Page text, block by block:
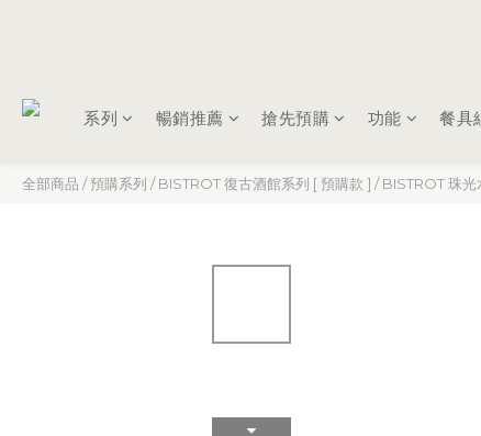
系列 暢銷推薦 搶先預購 功能 餐具
全部商品 /預購系列 /BISTROT 復古酒館系列 [ 預購款 ] /BISTROT 珠光